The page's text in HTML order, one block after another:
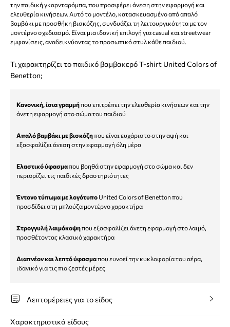
την παιδική γκαρνταρόμπα, που προσφέρει άνεση στην εφαρμογή και
ελευθερία κινήσεων. Αυτό το μοντέλο, κατασκευασμένο από απαλό
βαμβάκι με προσθήκη βισκόζης, συνδυάζει τη λειτουργικότητα με τον
μοντέρνο σχεδιασμό. Είναι μια ιδανική επιλογή για casual και streetwear
εμφανίσεις, αναδεικνύοντας το προσωπικό στυλ κάθε παιδιού.
Τι χαρακτηρίζει το παιδικό βαμβακερό T-shirt United Colors of
Benetton;
Κανονική, ίσια γραμμήπου επιτρέπει την ελευθερία κινήσεων και την
άνετη εφαρμογή στο σώμα του παιδιού
Απαλό βαμβάκι με βισκόζηπου είναι ευχάριστο στην αφή και
εξασφαλίζει άνεση στην εφαρμογή όλη μέρα
Ελαστικό ύφασμαπου βοηθά στην εφαρμογή στο σώμα και δεν
περιορίζει τις παιδικές δραστηριότητες
Έντονο τύπωμα με λογότυπο United Colors of Benetton που
προσδίδει στη μπλούζα μοντέρνο χαρακτήρα
Στρογγυλή λαιμόκοψηπου εξασφαλίζει άνετη εφαρμογή στο λαιμό,
προσθέτοντας κλασικό χαρακτήρα
Διαπνέον και λεπτό ύφασμαπου ευνοεί την κυκλοφορία του αέρα,
ιδανικό για τις πιο ζεστές μέρες
Λεπτομέρειες για το είδος
Χαρακτηριστικά είδους